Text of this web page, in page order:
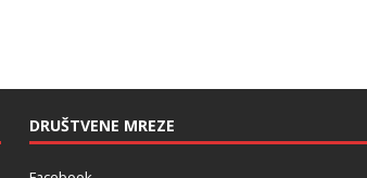
DRUŠTVENE MREZE